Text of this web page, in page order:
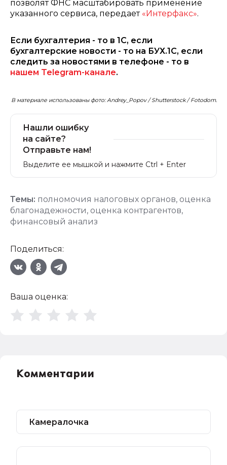
позволят ФНС масштабировать применение
указанного сервиса, передает «Интерфакс».
Если бухгалтерия - то в 1С, если
бухгалтерские новости - то на БУХ.1С, если
следить за новостями в телефоне - то в
нашем Telegram-канале.
В материале использованы фото: Andrey_Popov / Shutterstock / Fotodom.
Нашли ошибку
на сайте?
Отправьте нам!
Выделите ее мышкой и нажмите Ctrl + Enter
Темы: полномочия налоговых органов, оценка
благонадежности, оценка контрагентов,
финансовый анализ
Поделиться:
Ваша оценка:
Комментарии